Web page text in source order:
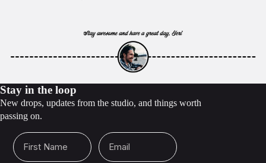
Stay in the loop
New drops, updates from the studio, and things worth
passing on.
First Name Email